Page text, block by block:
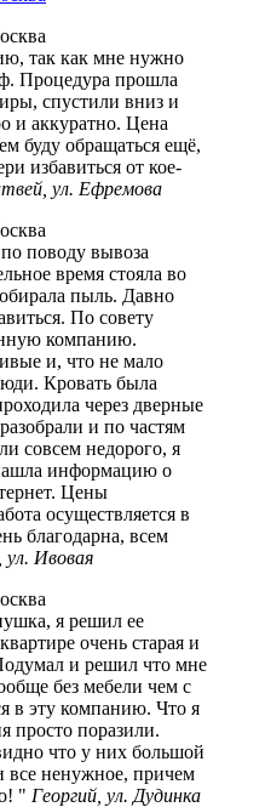
так как мне нужно
Процедура прошла
спустили вниз и
и аккуратно. Цена
буду обращаться ещё,
избавиться от кое-
ул. Ефремова
поводу вывоза
время стояла во
пыль. Давно
По совету
компанию.
и, что не мало
Кровать была
через дверные
и по частям
совсем недорого, я
информацию о
Цены
осуществляется в
благодарна, всем
Ивовая
я решил ее
очень старая и
и решил что мне
без мебели чем с
в эту компанию. Что я
просто поразили.
что у них большой
все ненужное, причем
Георгий, ул. Дудинка